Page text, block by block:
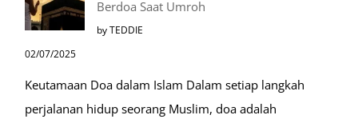
Paket
Umroh
Berdoa Saat Umroh
by TEDDIE
02/07/2025
Keutamaan Doa dalam Islam Dalam setiap langkah
perjalanan hidup seorang Muslim, doa adalah